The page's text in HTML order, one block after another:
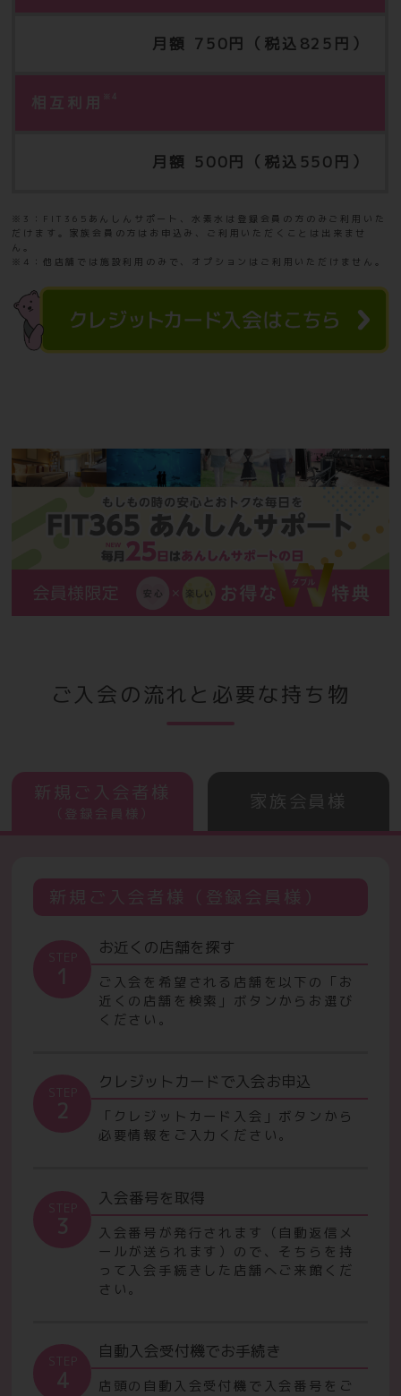
月額 750円（税込825円）
相互利用 ※4
月額 500円（税込550円）
※3：FIT365あんしんサポート、水素水は登録会員の方のみご利用いた
だけます。家族会員の方はお申込み、ご利用いただくことは出来ませ
ん。
※4：他店舗では施設利用のみで、オプションはご利用いただけません。
ご入会の流れと必要な持ち物
新規ご入会者様
（登録会員様）
家族会員様
新規ご入会者様（登録会員様）
STEP
1
お近くの店舗を探す
ご入会を希望される店舗を以下の「お
近くの店舗を検索」ボタンからお選び
ください。
STEP
2
クレジットカードで入会お申込
「クレジットカード入会」ボタンから
必要情報をご入力ください。
STEP
3
入会番号を取得
入会番号が発行されます（自動返信メ
ールが送られます）ので、 そちらを持
って入会手続きした店舗へご来館くだ
さい。
STEP
4
自動入会受付機でお手続き
店頭の自動入会受付機で入会番号をご